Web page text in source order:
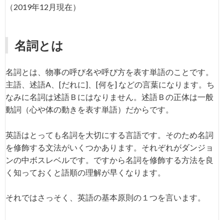
（2019年12月現在）
名詞とは
名詞とは、物事の呼び名や呼び方を表す単語のことです。
主語、述語A、[だれに]、[何を] などの言葉になります。ち
なみに名詞は述語Ｂにはなりません。述語Ｂの正体は一般
動詞（心や体の動きを表す単語）だからです。
英語はとっても名詞を大切にする言語です。そのため名詞
を修飾する文法がいくつかあります。それぞれがダンジョ
ンの中ボスレベルです。ですから名詞を修飾する方法を良
く知っておくと語順の理解が早くなります。
それではさっそく、英語の基本原則の１つを言います。